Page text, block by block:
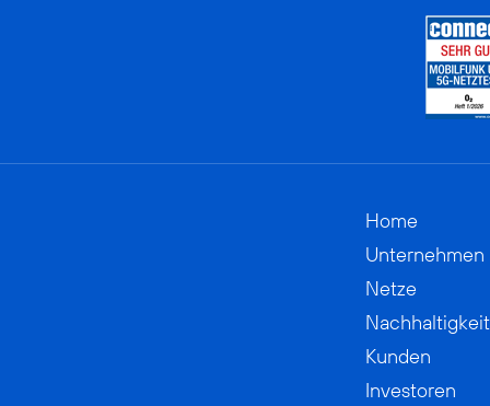
Home
Unternehmen
Netze
Nachhaltigkeit
Kunden
Investoren